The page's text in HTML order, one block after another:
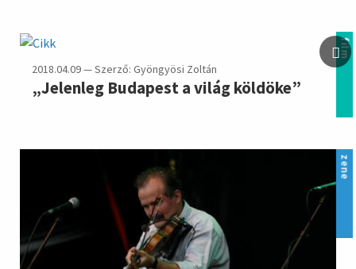
film
2018.04.09 — Szerző: Gyöngyösi Zoltán
„Jelenleg Budapest a világ köldöke”
zene